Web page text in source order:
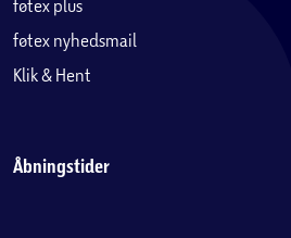
føtex plus
føtex nyhedsmail
Klik & Hent
Åbningstider